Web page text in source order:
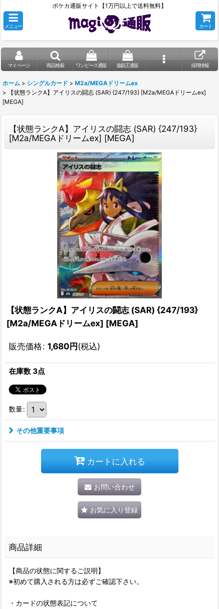
ポケカ通販サイト【1万円以上で送料無料】
メニュー カート
マイページ 商品検索 ワンピース通販 遊戯王通販 採用情報
ホーム > シングルカード > M2a/MEGAドリームex
>
【状態ランクA】アイリスの闘志 (SAR) {247/193} [M2a/MEGAドリームex]
[MEGA]
【状態ランクA】アイリスの闘志 (SAR) {247/193}
[M2a/MEGAドリームex] [MEGA]
【状態ランクA】アイリスの闘志 (SAR) {247/193}
[M2a/MEGAドリームex] [MEGA]
販売価格: 1,680円(税込)
在庫数 3点
数量:
その他重要事項
カートに入れる
お問い合わせ
お気に入り登録
商品詳細
【商品の状態に関するご説明】
※初めて購入される方は必ずご確認下さい。
・カードの状態表記について